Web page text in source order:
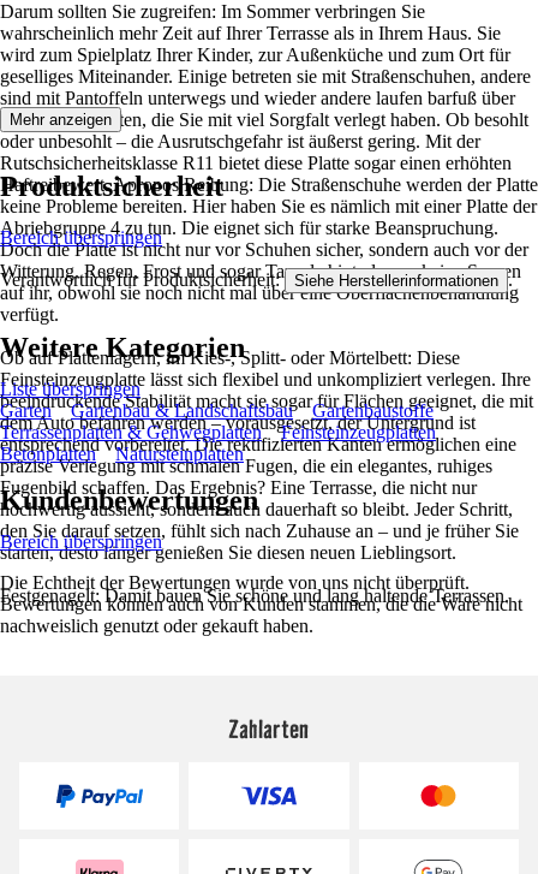
Darum sollten Sie zugreifen: Im Sommer verbringen Sie
wahrscheinlich mehr Zeit auf Ihrer Terrasse als in Ihrem Haus. Sie
wird zum Spielplatz Ihrer Kinder, zur Außenküche und zum Ort für
geselliges Miteinander. Einige betreten sie mit Straßenschuhen, andere
sind mit Pantoffeln unterwegs und wieder andere laufen barfuß über
die stabilen Platten, die Sie mit viel Sorgfalt verlegt haben. Ob besohlt
oder unbesohlt – die Ausrutschgefahr ist äußerst gering. Mit der
Rutschsicherheitsklasse R11 bietet diese Platte sogar einen erhöhten
Haftreibewert. Apropos Reibung: Die Straßenschuhe werden der Platte
keine Probleme bereiten. Hier haben Sie es nämlich mit einer Platte der
Abriebgruppe 4 zu tun. Die eignet sich für starke Beanspruchung.
Doch die Platte ist nicht nur vor Schuhen sicher, sondern auch vor der
Witterung. Regen, Frost und sogar Tausalz hinterlassen keine Spuren
auf ihr, obwohl sie noch nicht mal über eine Oberflächenbehandlung
verfügt.
Ob auf Plattenlagern, im Kies-, Splitt- oder Mörtelbett: Diese
Feinsteinzeugplatte lässt sich flexibel und unkompliziert verlegen. Ihre
beeindruckende Stabilität macht sie sogar für Flächen geeignet, die mit
dem Auto befahren werden – vorausgesetzt, der Untergrund ist
entsprechend vorbereitet. Die rektifizierten Kanten ermöglichen eine
präzise Verlegung mit schmalen Fugen, die ein elegantes, ruhiges
Fugenbild schaffen. Das Ergebnis? Eine Terrasse, die nicht nur
hochwertig aussieht, sondern auch dauerhaft so bleibt. Jeder Schritt,
den Sie darauf setzen, fühlt sich nach Zuhause an – und je früher Sie
starten, desto länger genießen Sie diesen neuen Lieblingsort.
Festgenagelt: Damit bauen Sie schöne und lang haltende Terrassen.
Mehr anzeigen
Produktsicherheit
Bereich überspringen
Verantwortlich für Produktsicherheit: Siehe Herstellerinformationen .
Weitere Kategorien
Liste überspringen
Garten
Gartenbau & Landschaftsbau
Gartenbaustoffe
Terrassenplatten & Gehwegplatten
Feinsteinzeugplatten
Betonplatten
Natursteinplatten
Kundenbewertungen
Bereich überspringen
Die Echtheit der Bewertungen wurde von uns nicht überprüft.
Bewertungen können auch von Kunden stammen, die die Ware nicht
nachweislich genutzt oder gekauft haben.
Zahlarten